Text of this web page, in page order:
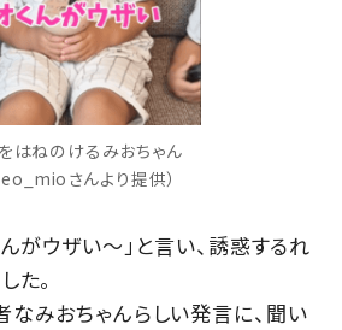
はねのけるみおちゃん
さんより提供）
がウザい～」と言い、誘惑するれ
た。
みおちゃんらしい発言に、聞い